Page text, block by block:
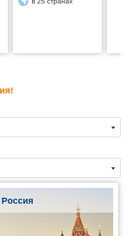
Россия